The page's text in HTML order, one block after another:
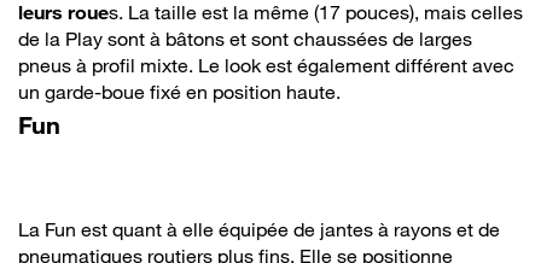
leurs roues. La taille est la même (17 pouces), mais celles
de la Play sont à bâtons et sont chaussées de larges
pneus à profil mixte. Le look est également différent avec
un garde-boue fixé en position haute.
Fun
La Fun est quant à elle équipée de jantes à rayons et de
pneumatiques routiers plus fins. Elle se positionne